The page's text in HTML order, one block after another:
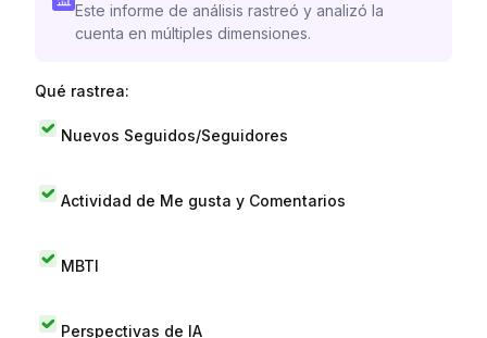
Este informe de análisis rastreó y analizó la
cuenta en múltiples dimensiones.
Qué rastrea:
Nuevos Seguidos/Seguidores
Actividad de Me gusta y Comentarios
MBTI
Perspectivas de IA